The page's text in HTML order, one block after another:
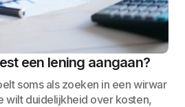
een lening aangaan?
soms als zoeken in een wirwar
wilt duidelijkheid over kosten,